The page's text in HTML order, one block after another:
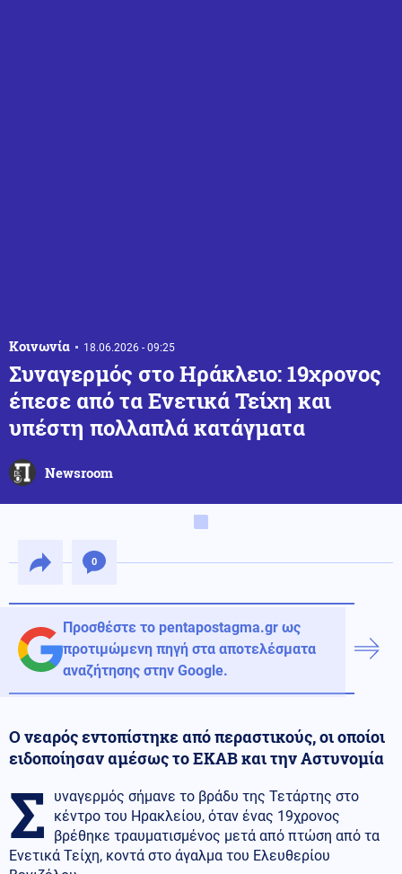
Κοινωνία 18.06.2026 - 09:25
Συναγερμός στο Ηράκλειο: 19χρονος
έπεσε από τα Ενετικά Τείχη και
υπέστη πολλαπλά κατάγματα
Newsroom
0
Προσθέστε το pentapostagma.gr ως
προτιμώμενη πηγή στα αποτελέσματα
αναζήτησης στην Google.
Ο νεαρός εντοπίστηκε από περαστικούς, οι οποίοι
ειδοποίησαν αμέσως το ΕΚΑΒ και την Αστυνομία
Σ
υναγερμός σήμανε το βράδυ της Τετάρτης στο
κέντρο του Ηρακλείου, όταν ένας 19χρονος
βρέθηκε τραυματισμένος μετά από πτώση από τα
Ενετικά Τείχη, κοντά στο άγαλμα του Ελευθερίου